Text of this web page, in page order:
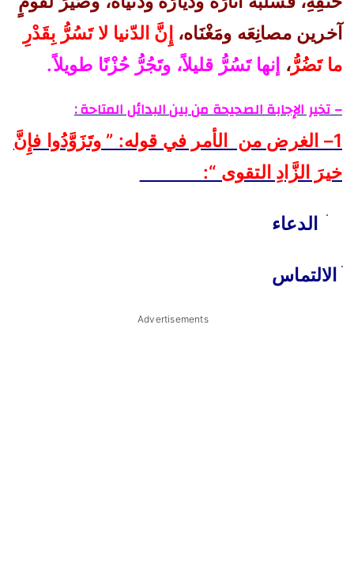
آخرين مصانِعَه ومَغْنَاه،إِنَّ الدّنيا لا تَسُرُّ بِقَدْرِ
ما تَضُرُّ، إنها تَسُرُّ قليلاً، وتَجُرُّ حُزْنًا طويلاً.
– تخير الإجابة الصحيحة من بين البدائل المتاحة :
1– الغرض من الأمر في قوله: ” وتَزَوَّدُوا فإِنَّ
خيرَ الزَّادِ التقوى “:
الدعاء
الالتماس
Advertisements